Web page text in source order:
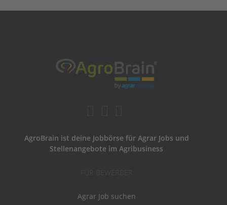
AgroBrain ist deine Jobbörse für Agrar Jobs und
Stellenangebote im Agribusiness
Agrar Job suchen